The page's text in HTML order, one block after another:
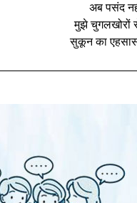
अब पसंद
मुझे चुगलखोरों
सुकून का एहसास